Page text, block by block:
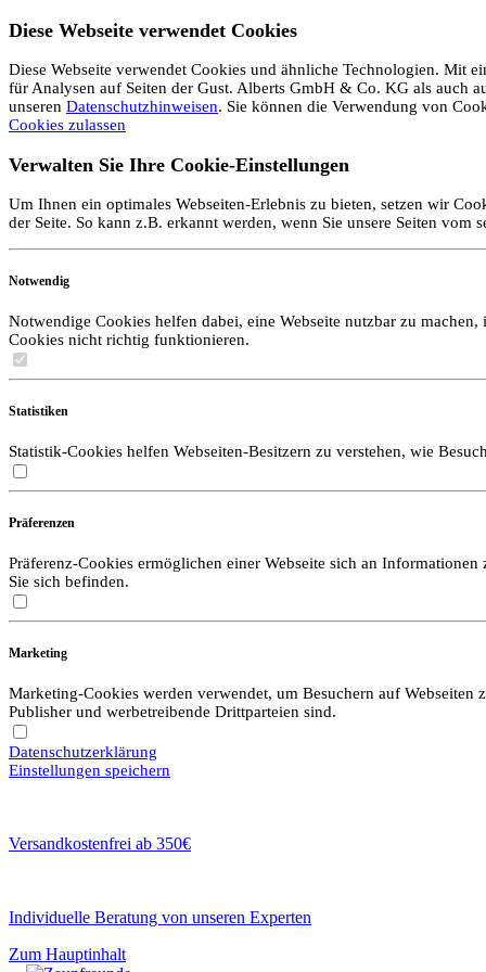
Diese Webseite verwendet Cookies
Diese Webseite verwendet Cookies und ähnliche Technologien. Mit
für Analysen auf Seiten der Gust. Alberts GmbH & Co. KG als auch
unseren Datenschutzhinweisen. Sie können die Verwendung von
Cookies zulassen
Verwalten Sie Ihre Cookie-Einstellungen
Um Ihnen ein optimales Webseiten-Erlebnis zu bieten, setzen wir
der Seite. So kann z.B. erkannt werden, wenn Sie unsere Seiten
Notwendig
Notwendige Cookies helfen dabei, eine Webseite nutzbar zu
Cookies nicht richtig funktionieren.
Statistiken
Statistik-Cookies helfen Webseiten-Besitzern zu verstehen, wie
Präferenzen
Präferenz-Cookies ermöglichen einer Webseite sich an
Sie sich befinden.
Marketing
Marketing-Cookies werden verwendet, um Besuchern auf
Publisher und werbetreibende Drittparteien sind.
Datenschutzerklärung
Einstellungen speichern
Versandkostenfrei ab 350€
Individuelle Beratung von unseren Experten
Zum Hauptinhalt